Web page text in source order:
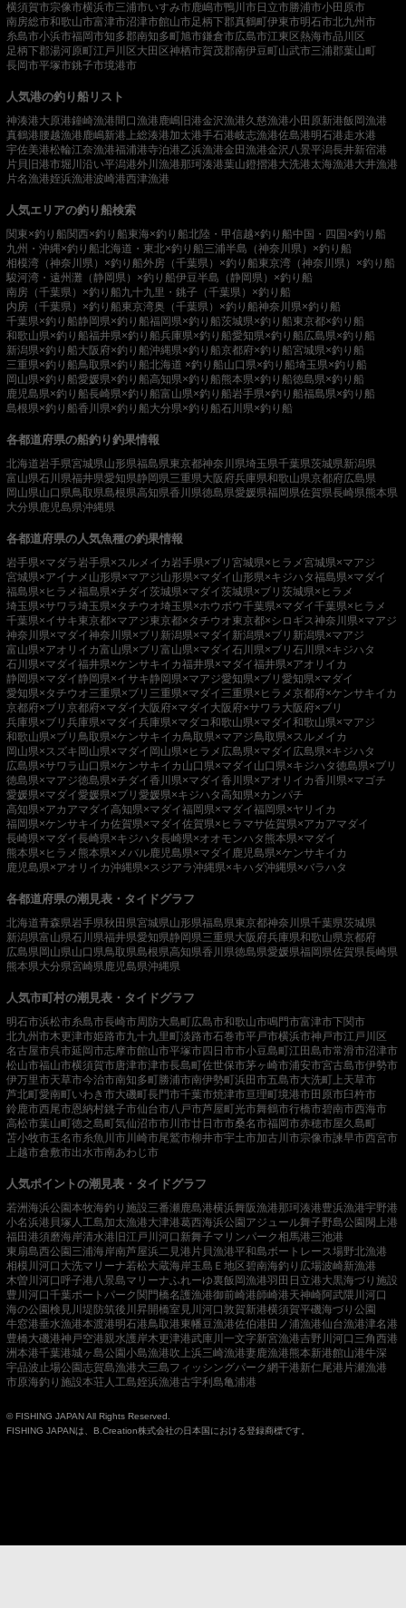
横須賀市宗像市横浜市三浦市いすみ市鹿嶋市鴨川市 日立市勝浦市小田原市
南房総市和歌山市富津市沼津市館山市足柄下郡真鶴町伊東市明石市北九州市
糸島市小浜市福岡市知多郡南知多町旭市鎌倉市広島市江東区熱海市品川区
足柄下郡湯河原町江戸川区 大田区神栖市賀茂郡南伊豆町山武市三浦郡葉山町
長岡市平塚市銚子市境港市
人気港の釣り船リスト
神湊港大原港鐘崎漁港 間口漁港鹿嶋旧港金沢漁港久慈漁港小田原新港飯岡漁港
真鶴港 腰越漁港鹿嶋新港 上総湊港加太港手石港岐志漁港佐島港明石港走水港
宇佐美港松輪江奈漁港福浦港寺泊港乙浜漁港金田漁港金沢八景平潟長井新宿港
片貝旧港市堀川沿い平潟港外川漁港那珂湊港葉山鐙摺港大洗港太海漁港大井漁港
片名漁港姪浜漁港波崎港西津漁港
人気エリアの釣り船検索
関東×釣り船関西×釣り船東海×釣り船北陸・甲信越×釣り船中国・四国×釣り船
九州・沖縄×釣り船北海道・東北×釣り船三浦半島（神奈川県）×釣り船
相模湾（神奈川県）×釣り船外房（千葉県）×釣り船東京湾（神奈川県）×釣り船
駿河湾・遠州灘（静岡県）×釣り船伊豆半島（静岡県）×釣り船
南房（千葉県）×釣り船九十九里・銚子（千葉県）×釣り船
内房（千葉県）×釣り船東京湾奥（千葉県）×釣り船神奈川県×釣り船
千葉県×釣り船静岡県×釣り船福岡県×釣り船茨城県×釣り船東京都×釣り船
和歌山県×釣り船福井県×釣り船兵庫県×釣り船愛知県×釣り船広島県×釣り船
新潟県×釣り船大阪府×釣り船沖縄県×釣り船京都府×釣り船宮城県×釣り船
三重県×釣り船鳥取県×釣り船北海道 ×釣り船山口県×釣り船埼玉県×釣り船
岡山県×釣り船愛媛県×釣り船高知県×釣り船熊本県×釣り船徳島県×釣り船
鹿児島県×釣り船長崎県×釣り船富山県×釣り船岩手県×釣り船福島県×釣り船
島根県×釣り船香川県×釣り船大分県×釣り船石川県×釣り船
各都道府県の船釣り釣果情報
北海道岩手県宮城県山形県福島県東京都神奈川県埼玉県千葉県茨城県新潟県
富山県石川県福井県愛知県静岡県三重県大阪府兵庫県和歌山県京都府広島県
岡山県山口県鳥取県島根県高知県香川県徳島県愛媛県福岡県佐賀県長崎県熊本県
大分県鹿児島県沖縄県
各都道府県の人気魚種の釣果情報
岩手県×マダラ岩手県×スルメイカ岩手県×ブリ 宮城県×ヒラメ宮城県×マアジ
宮城県×アイナメ 山形県×マアジ山形県×マダイ 山形県×キジハタ福島県×マダイ
福島県×ヒラメ福島県×チダイ茨城県×マダイ茨城県×ブリ 茨城県×ヒラメ
埼玉県×サワラ埼玉県×タチウオ埼玉県×ホウボウ千葉県×マダイ千葉県×ヒラメ
千葉県×イサキ東京都×マアジ東京都×タチウオ東京都×シロギス神奈川県×マアジ
神奈川県×マダイ神奈川県×ブリ 新潟県×マダイ 新潟県×ブリ 新潟県×マアジ
富山県×アオリイカ富山県×ブリ 富山県×マダイ石川県×ブリ 石川県×キジハタ
石川県×マダイ福井県×ケンサキイカ福井県×マダイ福井県×アオリイカ
静岡県×マダイ 静岡県×イサキ静岡県×マアジ愛知県×ブリ 愛知県×マダイ
愛知県×タチウオ三重県×ブリ 三重県×マダイ 三重県×ヒラメ京都府×ケンサキイカ
京都府×ブリ 京都府×マダイ 大阪府×マダイ 大阪府×サワラ 大阪府×ブリ
兵庫県×ブリ 兵庫県×マダイ兵庫県×マダコ和歌山県×マダイ和歌山県×マアジ
和歌山県×ブリ 鳥取県×ケンサキイカ鳥取県×マアジ鳥取県×スルメイカ
岡山県×スズキ 岡山県×マダイ 岡山県×ヒラメ 広島県×マダイ 広島県×キジハタ
広島県×サワラ 山口県×ケンサキイカ 山口県×マダイ 山口県×キジハタ徳島県×ブリ
徳島県×マアジ徳島県×チダイ香川県×マダイ香川県×アオリイカ香川県×マゴチ
愛媛県×マダイ愛媛県×ブリ 愛媛県×キジハタ高知県×カンパチ
高知県×アカアマダイ高知県×マダイ福岡県×マダイ福岡県×ヤリイカ
福岡県×ケンサキイカ佐賀県×マダイ佐賀県×ヒラマサ佐賀県×アカアマダイ
長崎県×マダイ長崎県×キジハタ長崎県×オオモンハタ 熊本県×マダイ
熊本県×ヒラメ 熊本県×メバル鹿児島県×マダイ 鹿児島県×ケンサキイカ
鹿児島県×アオリイカ沖縄県×スジアラ沖縄県×キハダ沖縄県×バラハタ
各都道府県の潮見表・タイドグラフ
北海道青森県岩手県秋田県宮城県山形県福島県東京都神奈川県千葉県茨城県
新潟県富山県石川県福井県愛知県静岡県三重県大阪府兵庫県和歌山県京都府
広島県岡山県山口県鳥取県島根県高知県香川県徳島県愛媛県福岡県佐賀県長崎県
熊本県大分県宮崎県鹿児島県沖縄県
人気市町村の潮見表・タイドグラフ
明石市浜松市糸島市長崎市周防大島町広島市和歌山市鳴門市富津市下関市
北九州市木更津市姫路市九十九里町淡路市石巻市平戸市横浜市神戸市江戸川区
名古屋市呉市延岡市志摩市館山市平塚市四日市市小豆島町江田島市常滑市沼津市
松山市福山市横須賀市唐津市津市長島町佐世保市茅ヶ崎市浦安市宮古島市伊勢市
伊万里市天草市今治市南知多町勝浦市南伊勢町浜田市五島市大洗町 上天草市
芦北町愛南町いわき市大磯町長門市千葉市焼津市亘理町境港市田原市臼杵市
鈴鹿市西尾市恩納村銚子市仙台市八戸市芦屋町光市舞鶴市行橋市碧南市西海市
高松市葉山町徳之島町気仙沼市市川市廿日市市桑名市福岡市赤穂市屋久島町
苫小牧市玉名市糸魚川市川崎市尾鷲市柳井市宇土市加古川市宗像市諫早市西宮市
上越市倉敷市出水市南あわじ市
人気ポイントの潮見表・タイドグラフ
若洲海浜公園本牧海釣り施設三番瀬鹿島港横浜舞阪漁港那珂湊港豊浜漁港宇野港
小名浜港 貝塚人工島加太漁港大津港葛西海浜公園 アジュール舞子野島公園 閖上港
福田港須磨海岸清水港 旧江戸川河口 新舞子マリンパーク相馬港三池港
東扇島西公園 三浦海岸南芦屋浜二見港 片貝漁港平和島ボートレース場野北漁港
相模川河口 大洗マリーナ若松大蔵海岸玉島Ｅ地区碧南海釣り広場波崎新漁港
木曽川河口呼子港八景島マリーナふれーゆ裏飯岡漁港羽田 日立港大黒海づり施設
豊川河口千葉ポートパーク 関門橋名護漁港御前崎港師崎港天神崎 阿武隈川河口
海の公園検見川堤防筑後川昇開橋室見川河口敦賀新港横須賀平磯海づり公園
牛窓港垂水漁港本渡港明石港鳥取港東幡豆漁港佐伯港 田ノ浦漁港仙台漁港津名港
豊橋大磯港神戸空港親水護岸木更津港武庫川一文字新宮漁港吉野川河口 三角西港
洲本港千葉港城ヶ島公園小島漁港吹上浜三崎漁港妻鹿漁港熊本新港館山港牛深
宇品波止場公園志賀島漁港大三島フィッシングパーク網干港新仁尾港 片瀬漁港
市原海釣り施設本荘人工島姪浜漁港古宇利島亀浦港
© FISHING JAPAN All Rights Reserved.
FISHING JAPANは、B.Creation株式会社の日本国における登録商標です。